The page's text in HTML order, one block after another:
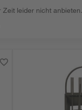
leider nicht anbieten.